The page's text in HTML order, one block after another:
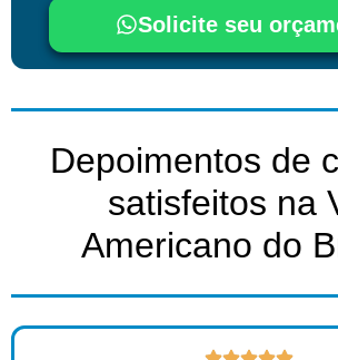
Solicite seu
Depoimentos de
satisfeitos na
Americano do